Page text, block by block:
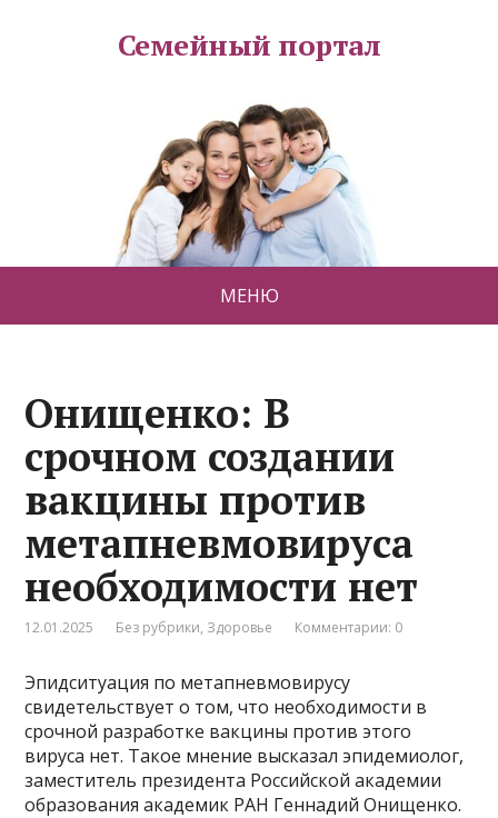
Семейный портал
МЕНЮ
Онищенко: В
срочном создании
вакцины против
метапневмовируса
необходимости нет
12.01.2025 Без рубрики, Здоровье Комментарии: 0
Эпидситуация по метапневмовирусу
свидетельствует о том, что необходимости в
срочной разработке вакцины против этого
вируса нет. Такое мнение высказал эпидемиолог,
заместитель президента Российской академии
образования академик РАН Геннадий Онищенко.